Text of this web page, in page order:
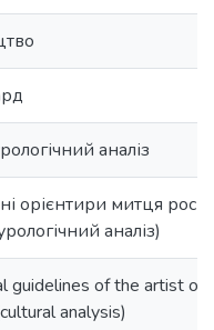
аналіз
орієнтири митця
аналіз)
guidelines of the artist of
analysis)